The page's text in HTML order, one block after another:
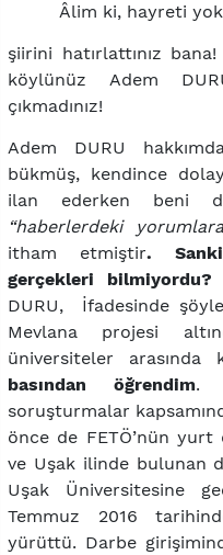
Âlim ki, hayreti
şiirini hatırlattınız
köylünüz Adem
çıkmadınız!
Adem DURU
bükmüş, kendince
ilan ederken beni
“haberlerdeki
itham etmiştir.
gerçekleri bilmiyordu?
DURU, İfadesinde
Mevlana projesi
üniversiteler arasında
basından öğrendim.
soruşturmalar
önce de FETÖ’nün yurt
ve Uşak ilinde bulunan
Uşak Üniversitesine
Temmuz 2016
yürüttü. Darbe